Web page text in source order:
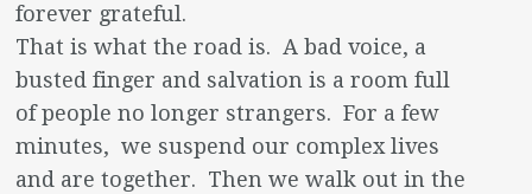
forever grateful.
That is what the road is. A bad voice, a
busted finger and salvation is a room full
of people no longer strangers. For a few
minutes, we suspend our complex lives
and are together. Then we walk out in the